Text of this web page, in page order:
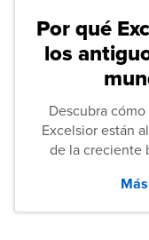
Por qué
los
Descubra
Excelsior están
de la creciente
tanto las
graduados